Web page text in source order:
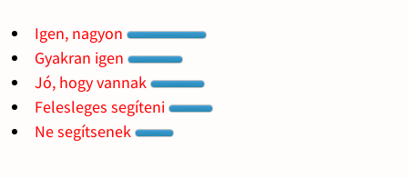
Igen, nagyon
Gyakran igen
Jó, hogy vannak
Felesleges segíteni
Ne segítsenek